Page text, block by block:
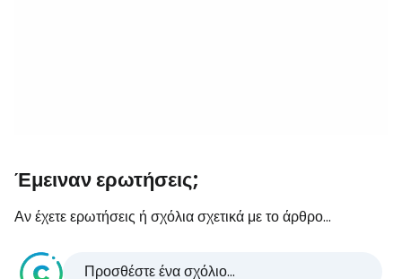
Έμειναν ερωτήσεις;
Αν έχετε ερωτήσεις ή σχόλια σχετικά με το άρθρο...
Προσθέστε ένα σχόλιο...